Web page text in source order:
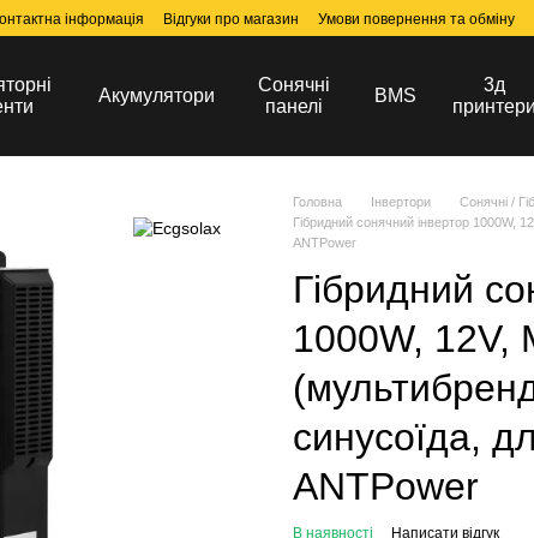
інформація Відгуки про магазин Умови повернення та обміну
Акумулятори
Сонячні
панелі
BMS
3д
принтери
Головна Інвертори Сонячні /
Гібридний сонячний інвертор 1000W,
ANTPower
Гібридний
1000W, 12V,
синусоїда,
ANTPower
В наявності Написати відгук